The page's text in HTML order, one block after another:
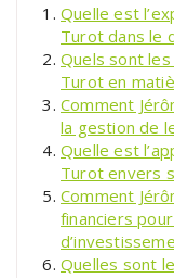
Quelle est
Turot dans le
Quels sont
Turot en
Comment
la gestion de
Quelle est
Turot envers
Comment
financiers
Quelles sont